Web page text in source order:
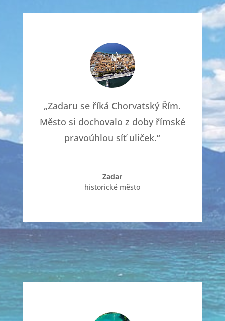
„Zadaru se říká Chorvatský Řím.
Město si dochovalo z doby římské
pravoúhlou síť uliček.“
Zadar
historické město